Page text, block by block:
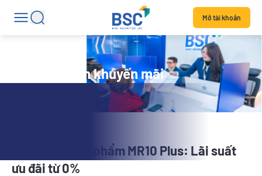
Mở tài khoản
Chương trình khuyến mãi
Triển khai sản phẩm MR10 Plus: Lãi suất
ưu đãi từ 0%